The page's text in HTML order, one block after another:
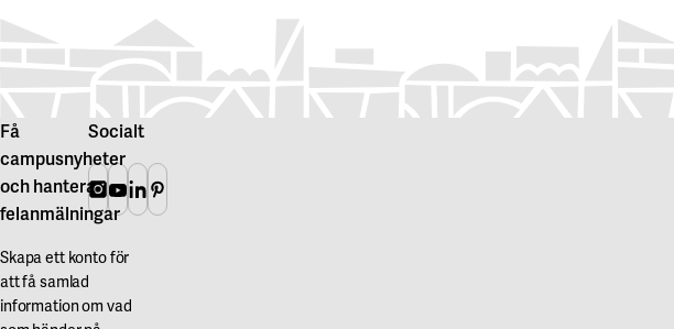
Få
campusnyheter
och hantera
felanmälningar
Skapa ett konto för
att få samlad
information om vad
Socialt
Instagram
Youtube
Linkedin
Pinterest